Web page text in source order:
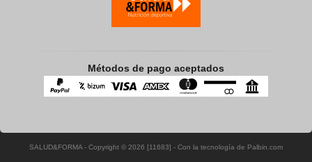
Métodos de pago aceptados
SALUD&FORMA - Copyright © 2026 [11683] - Con la tecnología de Palbin.com